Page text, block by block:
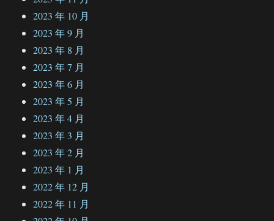
2023 年 10 月
2023 年 9 月
2023 年 8 月
2023 年 7 月
2023 年 6 月
2023 年 5 月
2023 年 4 月
2023 年 3 月
2023 年 2 月
2023 年 1 月
2022 年 12 月
2022 年 11 月